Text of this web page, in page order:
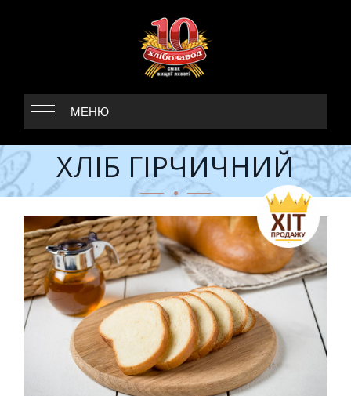
МЕНЮ
ХЛІБ ГІРЧИЧНИЙ